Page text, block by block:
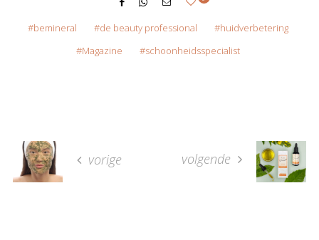
bemineral de beauty professional
huidverbetering
Magazine
schoonheidsspecialist
vorige volgende